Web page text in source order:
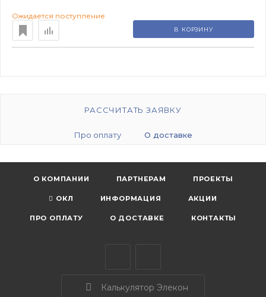
Ожидается поступление
В КОРЗИНУ
РАССЧИТАТЬ ЗАЯВКУ
Про оплату О доставке
О КОМПАНИИ ПАРТНЕРАМ ПРОЕКТЫ
ОКЛ ИНФОРМАЦИЯ АКЦИИ
ПРО ОПЛАТУ О ДОСТАВКЕ КОНТАКТЫ
Калькулятор Элекон